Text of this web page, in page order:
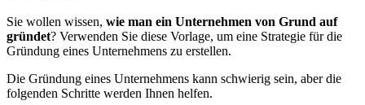
Sie wollen wissen, wie man ein Unternehmen von Grund auf
gründet? Verwenden Sie diese Vorlage, um eine Strategie für die
Gründung eines Unternehmens zu erstellen.
Die Gründung eines Unternehmens kann schwierig sein, aber die
folgenden Schritte werden Ihnen helfen.